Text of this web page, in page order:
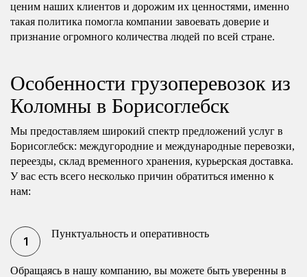
ценим наших клиентов и дорожим их ценностями, именно
такая политика помогла компании завоевать доверие и
признание огромного количества людей по всей стране.
Особенности грузоперевозок из
Коломны в Борисоглебск
Мы предоставляем широкий спектр предложений услуг в
Борисоглебск: междугородние и международные перевозки,
переезды, склад временного хранения, курьерская доставка.
У вас есть всего несколько причин обратиться именно к
нам:
Пунктуальность и оперативность
Обращаясь в нашу компанию, вы можете быть уверенны в